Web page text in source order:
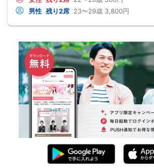
男性 残り2席 23〜29歳 3,800円